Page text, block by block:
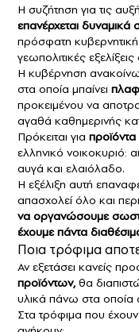
Η συζήτηση για τις
επανέρχεται δυναμικά
πρόσφατη
γεωπολιτικές
Η κυβέρνηση
στα οποία μπαίνει
προκειμένου να
αγαθά καθημερινής
Πρόκειται για προϊόντα
ελληνικό νοικοκυριό:
αυγά και ελαιόλαδο.
Η εξέλιξη αυτή
απασχολεί όλο και
να οργανώσουμε
έχουμε πάντα
Ποια τρόφιμα
Αν εξετάσει κανείς
προϊόντων, θα
υλικά πάνω στα οποία
Στα τρόφιμα που